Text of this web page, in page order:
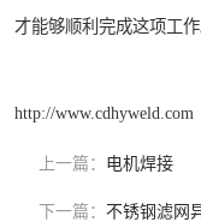
才能够顺利完成这项工作
http://www.cdhyweld.com
上一篇： 电机焊接
下一篇： 不锈钢滤网